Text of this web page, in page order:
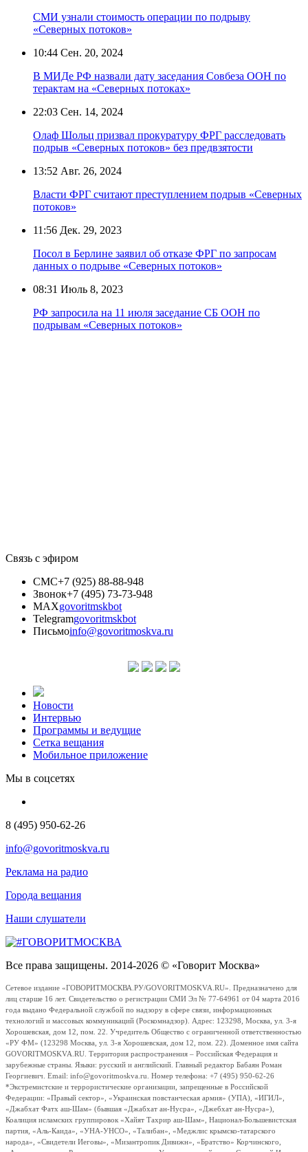
СМИ узнали стоимость операции по подрыву
«Северных потоков»
10:44 Сен. 20, 2024
В МИДе РФ назвали дату заседания Совбеза ООН по
терактам на «Северных потоках»
22:03 Сен. 14, 2024
Олаф Шольц призвал прокуратуру ФРГ расследовать
подрыв «‎Северных потоков» ‎без предвзятости
13:52 Авг. 26, 2024
Власти ФРГ считают преступлением подрыв «Северных
потоков»
11:56 Дек. 29, 2023
Посол в Берлине заявил об отказе ФРГ по запросам
данных о подрыве «Северных потоков»
08:31 Июль 8, 2023
РФ запросила на 11 июля заседание СБ ООН по
подрывам «Северных потоков»
Связь с эфиром
СМС+7 (925) 88-88-948
Звонок+7 (495) 73-73-948
MAXgovoritmskbot
Telegramgovoritmskbot
Письмоinfo@govoritmoskva.ru
Новости
Интервью
Программы и ведущие
Сетка вещания
Мобильное приложение
Мы в соцсетях
8 (495) 950-62-26
info@govoritmoskva.ru
Реклама на радио
Города вещания
Наши слушатели
Все права защищены. 2014-2026 © «Говорит Москва»
Сетевое издание «ГОВОРИТМОСКВА.РУ/GOVORITMOSKVA.RU». Предназначено для
лиц старше 16 лет. Свидетельство о регистрации СМИ Эл № 77-64961 от 04 марта 2016
года выдано Федеральной службой по надзору в сфере связи, информационных
технологий и массовых коммуникаций (Роскомнадзор). Адрес: 123298, Москва, ул. 3-я
Хорошевская, дом 12, пом. 22. Учредитель Общество с ограниченной ответственностью
«РУ ФМ» (123298 Москва, ул. 3-я Хорошевская, дом 12, пом. 22). Доменное имя сайта
GOVORITMOSKVA.RU. Территория распространения – Российская Федерация и
зарубежные страны. Языки: русский и английский. Главный редактор Бабаян Роман
Георгиевич. Email: info@govoritmoskva.ru. Номер телефона: +7 (495) 950-62-26
*Экстремистские и террористические организации, запрещенные в Российской
Федерации: «Правый сектор», «Украинская повстанческая армия» (УПА), «ИГИЛ»,
«Джабхат Фатх аш-Шам» (бывшая «Джабхат ан-Нусра», «Джебхат ан-Нусра»),
Коалиция исламских группировок «Хайят Тахрир аш-Шам», Национал-Большевистская
партия, «Аль-Каида», «УНА-УНСО», «Талибан», «Меджлис крымско-татарского
народа», «Свидетели Иеговы», «Мизантропик Дивижн», «Братство» Корчинского,